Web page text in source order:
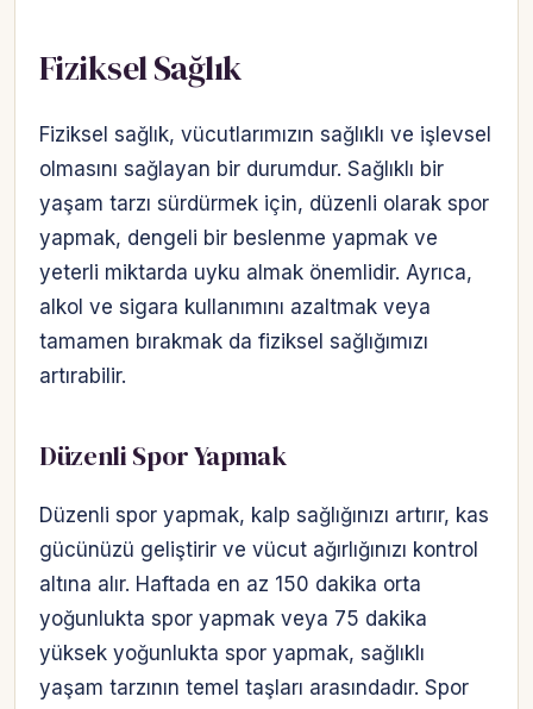
Fiziksel Sağlık
Fiziksel sağlık, vücutlarımızın sağlıklı ve işlevsel
olmasını sağlayan bir durumdur. Sağlıklı bir
yaşam tarzı sürdürmek için, düzenli olarak spor
yapmak, dengeli bir beslenme yapmak ve
yeterli miktarda uyku almak önemlidir. Ayrıca,
alkol ve sigara kullanımını azaltmak veya
tamamen bırakmak da fiziksel sağlığımızı
artırabilir.
Düzenli Spor Yapmak
Düzenli spor yapmak, kalp sağlığınızı artırır, kas
gücünüzü geliştirir ve vücut ağırlığınızı kontrol
altına alır. Haftada en az 150 dakika orta
yoğunlukta spor yapmak veya 75 dakika
yüksek yoğunlukta spor yapmak, sağlıklı
yaşam tarzının temel taşları arasındadır. Spor